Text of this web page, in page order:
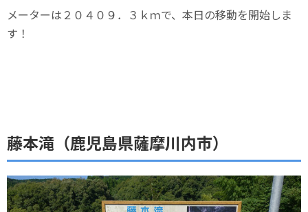
メーターは２０４０９．３ｋｍで、本日の移動を開始しま
す！
藤本滝（鹿児島県薩摩川内市）